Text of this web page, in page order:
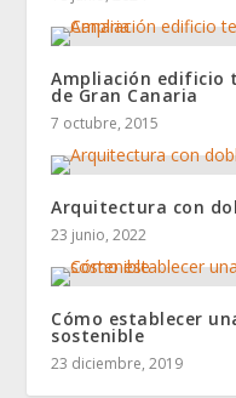
Ampliación edificio
de Gran Canaria
7 octubre, 2015
Arquitectura con
23 junio, 2022
Cómo establecer
sostenible
23 diciembre, 2019